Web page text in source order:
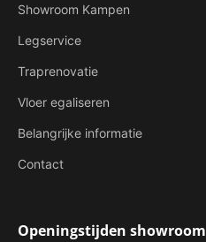
Showroom Kampen
Legservice
Traprenovatie
Vloer egaliseren
Belangrijke informatie
Contact
Openingstijden showroom